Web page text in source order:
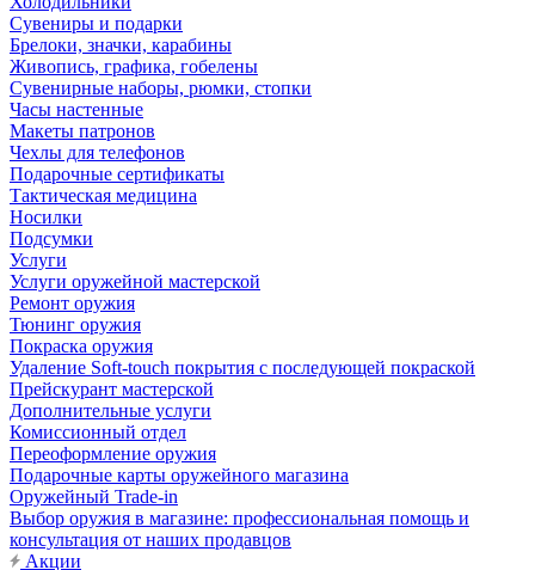
Сувениры и подарки
Брелоки, значки, карабины
Живопись, графика, гобелены
Сувенирные наборы, рюмки, стопки
Часы настенные
Макеты патронов
Чехлы для телефонов
Подарочные сертификаты
Тактическая медицина
Носилки
Подсумки
Услуги
Услуги оружейной мастерской
Ремонт оружия
Тюнинг оружия
Покраска оружия
Удаление Soft-touch покрытия с последующей покраской
Прейскурант мастерской
Дополнительные услуги
Комиссионный отдел
Переоформление оружия
Подарочные карты оружейного магазина
Оружейный Trade-in
Выбор оружия в магазине: профессиональная помощь и
консультация от наших продавцов
Акции